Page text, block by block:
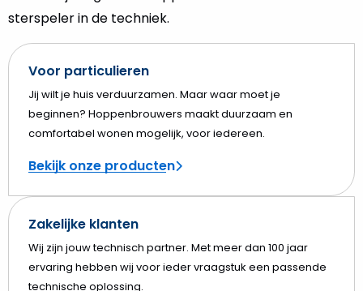
sterspeler in de techniek.
Voor particulieren
Jij wilt je huis verduurzamen. Maar waar moet je
beginnen? Hoppenbrouwers maakt duurzaam en
comfortabel wonen mogelijk, voor iedereen.
Bekijk onze producten
Zakelijke klanten
Wij zijn jouw technisch partner. Met meer dan 100 jaar
ervaring hebben wij voor ieder vraagstuk een passende
technische oplossing.